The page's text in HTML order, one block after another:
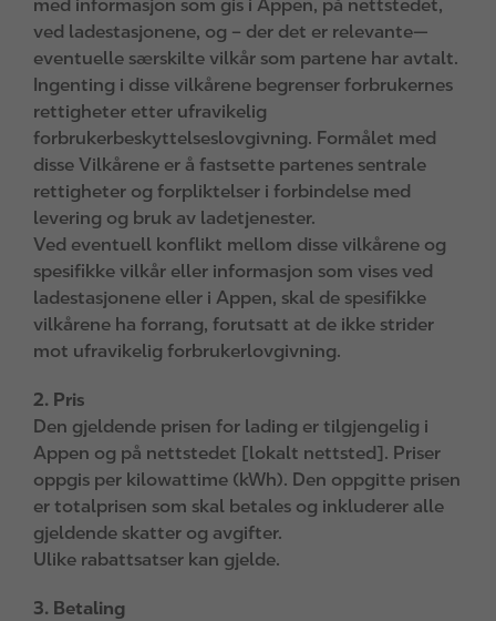
med informasjon som gis i Appen, på nettstedet,
ved ladestasjonene, og – der det er relevante—
eventuelle særskilte vilkår som partene har avtalt.
Ingenting i disse vilkårene begrenser forbrukernes
rettigheter etter ufravikelig
forbrukerbeskyttelseslovgivning. Formålet med
disse Vilkårene er å fastsette partenes sentrale
rettigheter og forpliktelser i forbindelse med
levering og bruk av ladetjenester.
Ved eventuell konflikt mellom disse vilkårene og
spesifikke vilkår eller informasjon som vises ved
ladestasjonene eller i Appen, skal de spesifikke
vilkårene ha forrang, forutsatt at de ikke strider
mot ufravikelig forbrukerlovgivning.
2. Pris
Den gjeldende prisen for lading er tilgjengelig i
Appen og på nettstedet [lokalt nettsted]. Priser
oppgis per kilowattime (kWh). Den oppgitte prisen
er totalprisen som skal betales og inkluderer alle
gjeldende skatter og avgifter.
Ulike rabattsatser kan gjelde.
3. Betaling